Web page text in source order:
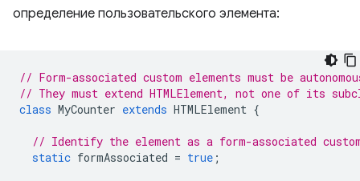
определение пользовательского элемента:
// Form-associated custom elements must be
// They must extend HTMLElement, not one of its
class MyCounter extends HTMLElement {
// Identify the element as a form-associated
static formAssociated = true ;